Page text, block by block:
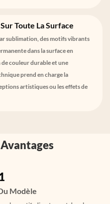
Toute La Surface
sublimation, des motifs vibrants
dans la surface en
couleur durable et une
prend en charge la
artistiques ou les effets de
Modèle